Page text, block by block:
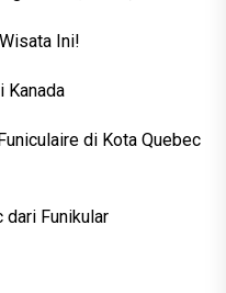
Ini!
Kanada
di Kota Quebec
dari Funikular